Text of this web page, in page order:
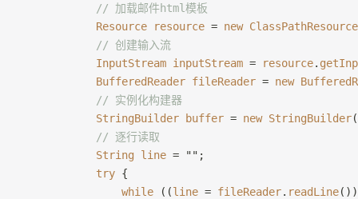
            // 加载邮件html模板
            Resource
resource = new ClassPathResource
            // 创建输入流
            InputStream
inputStream = resource.
            BufferedReader
fileReader = new
            // 实例化构建器
            StringBuilder
buffer = new StringBuilder
            // 逐行读取
            String
line = "";
            try
{
                while
((line = fileReader. readLine